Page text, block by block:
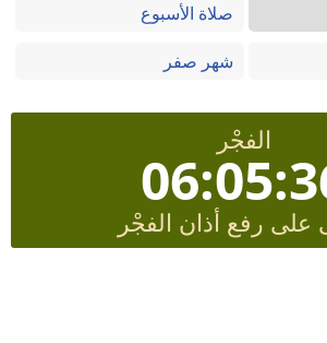
صلاة الأسبوع
شهر صفر
الفجْر
على رفع أذان الفجْر